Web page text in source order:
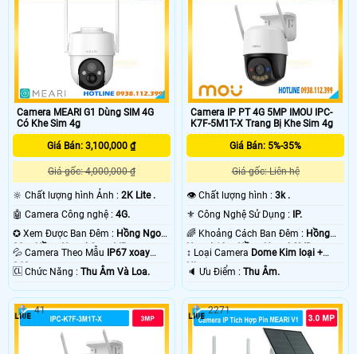
Camera MEARI G1 Dùng SIM 4G
Có Khe Sim 4g
Giá Bán: 3,100,000 ₫
Giá gốc: 4,000,000 ₫
🔆 Chất lượng hình Ảnh : 2K Lite .
🤖️ Camera Công nghệ : 4G.
✪ Xem Được Ban Đêm : Hồng Ngoại
30m Hồng Ngoại Smart IR.
💦 Camera Theo Mẫu
IP67 xoay
360.
️🆑 Chức Năng : Thu Âm Và Loa.
Camera IP PT 4G 5MP IMOU IPC-
K7F-5M1T-X Trang Bị Khe Sim 4g
Giá Bán: 5%-35%
Giá gốc: Liên hệ
👁 Chất lượng hình :3k .
⚜️ Công Nghệ Sử Dụng :
IP.
🌈 Khoảng Cách Ban Đêm : Hồng
Ngoại 10m Hồng Ngoại SMD.
↕️ Loại Camera Dome Kim loại +
Nhựa.
️🔈 Ưu Điểm :Thu Âm.
41 2271